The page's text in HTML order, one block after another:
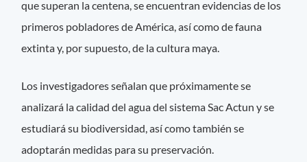
que superan la centena, se encuentran evidencias de los
primeros pobladores de América, así como de fauna
extinta y, por supuesto, de la cultura maya.
Los investigadores señalan que próximamente se
analizará la calidad del agua del sistema Sac Actun y se
estudiará su biodiversidad, así como también se
adoptarán medidas para su preservación.